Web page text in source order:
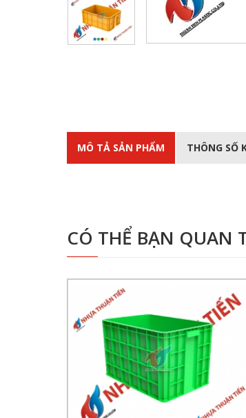
MÔ TẢ SẢN PHẨM THÔNG SỐ
CÓ THỂ BẠN QUAN